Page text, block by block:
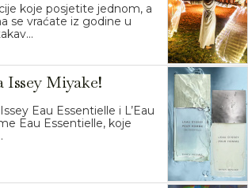
koje posjetite jednom, a
se vraćate iz godine u
Miyake!
Eau Essentielle i L’Eau
Eau Essentielle, koje